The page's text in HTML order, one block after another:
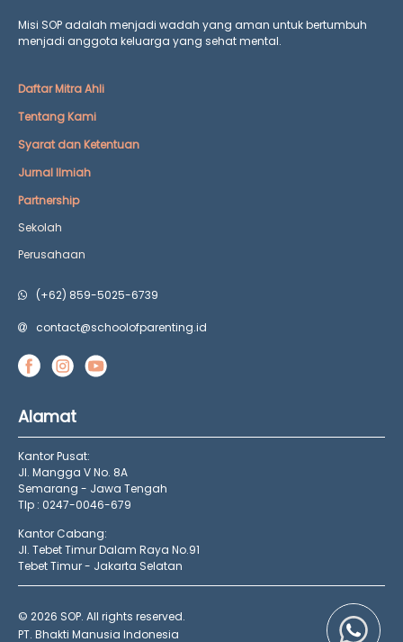
Misi SOP adalah menjadi wadah yang aman untuk bertumbuh
menjadi anggota keluarga yang sehat mental.
Daftar Mitra Ahli
Tentang Kami
Syarat dan Ketentuan
Jurnal Ilmiah
Partnership
Sekolah
Perusahaan
(+62) 859-5025-6739
contact@schoolofparenting.id
Alamat
Kantor Pusat:
Jl. Mangga V No. 8A
Semarang - Jawa Tengah
Tlp : 0247-0046-679
Kantor Cabang:
Jl. Tebet Timur Dalam Raya No.91
Tebet Timur - Jakarta Selatan
© 2026 SOP. All rights reserved.
PT. Bhakti Manusia Indonesia